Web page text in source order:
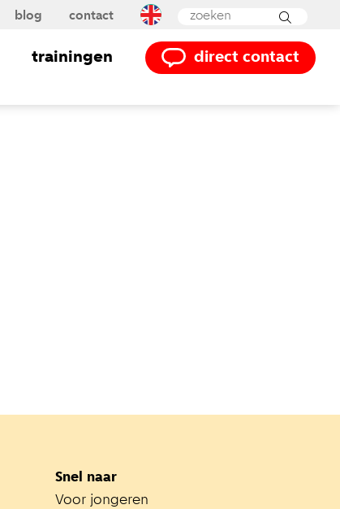
blog contact
Powered by Translate
trainingen direct contact
Snel naar
Voor jongeren